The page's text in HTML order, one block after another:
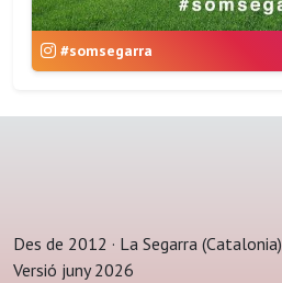
#somsegarra
Des de 2012 · La Segarra (Catalonia)
Versió juny 2026